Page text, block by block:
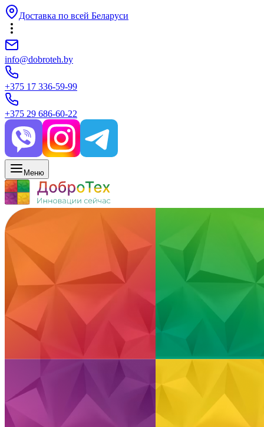
Доставка по всей Беларуси
info@dobroteh.by
+375 17 336-59-99
+375 29 686-60-22
Меню